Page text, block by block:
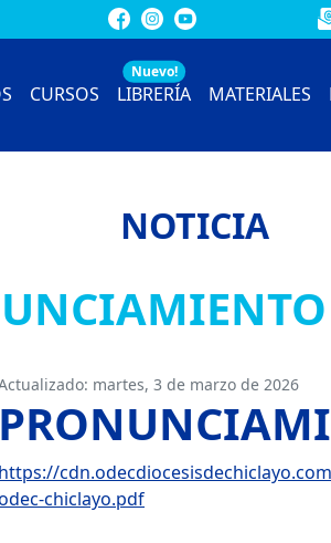
CURSOS LIBRERÍA
Nuevo!
MATERIALES
NOTICIA
martes, 3 de marzo de 2026
https://
chiclayo.pdf